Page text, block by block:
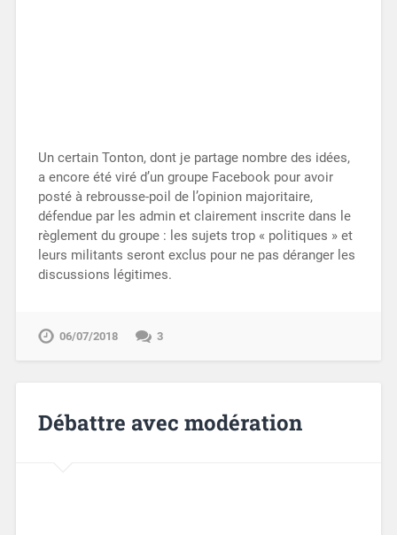
Un certain Tonton, dont je partage nombre des idées,
a encore été viré d’un groupe Facebook pour avoir
posté à rebrousse-poil de l’opinion majoritaire,
défendue par les admin et clairement inscrite dans le
règlement du groupe : les sujets trop « politiques » et
leurs militants seront exclus pour ne pas déranger les
discussions légitimes.
06/07/2018 3
Débattre avec modération